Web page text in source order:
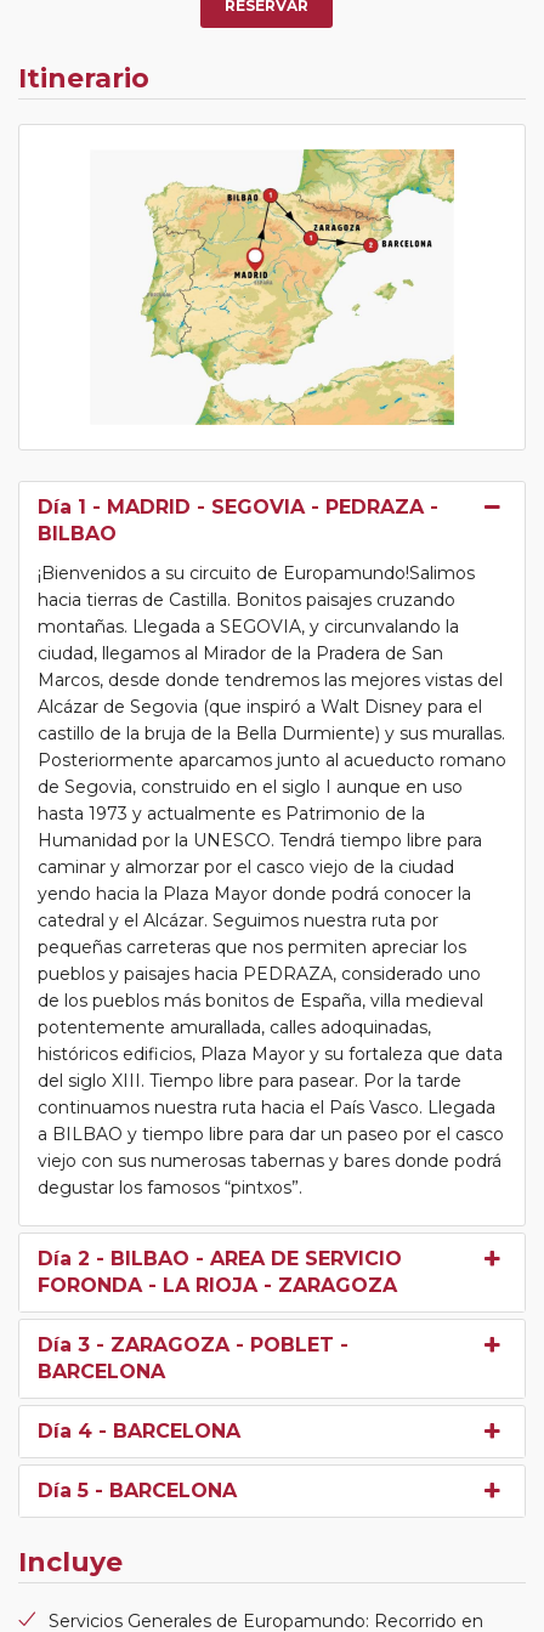
RESERVAR
Itinerario
Día 1 - MADRID - SEGOVIA - PEDRAZA -
BILBAO
¡Bienvenidos a su circuito de Europamundo!Salimos
hacia tierras de Castilla. Bonitos paisajes cruzando
montañas. Llegada a SEGOVIA, y circunvalando la
ciudad, llegamos al Mirador de la Pradera de San
Marcos, desde donde tendremos las mejores vistas del
Alcázar de Segovia (que inspiró a Walt Disney para el
castillo de la bruja de la Bella Durmiente) y sus murallas.
Posteriormente aparcamos junto al acueducto romano
de Segovia, construido en el siglo I aunque en uso
hasta 1973 y actualmente es Patrimonio de la
Humanidad por la UNESCO. Tendrá tiempo libre para
caminar y almorzar por el casco viejo de la ciudad
yendo hacia la Plaza Mayor donde podrá conocer la
catedral y el Alcázar. Seguimos nuestra ruta por
pequeñas carreteras que nos permiten apreciar los
pueblos y paisajes hacia PEDRAZA, considerado uno
de los pueblos más bonitos de España, villa medieval
potentemente amurallada, calles adoquinadas,
históricos edificios, Plaza Mayor y su fortaleza que data
del siglo XIII. Tiempo libre para pasear. Por la tarde
continuamos nuestra ruta hacia el País Vasco. Llegada
a BILBAO y tiempo libre para dar un paseo por el casco
viejo con sus numerosas tabernas y bares donde podrá
degustar los famosos “pintxos”.
Día 2 - BILBAO - AREA DE SERVICIO
FORONDA - LA RIOJA - ZARAGOZA
Día 3 - ZARAGOZA - POBLET -
BARCELONA
Día 4 - BARCELONA
Día 5 - BARCELONA
Incluye
Servicios Generales de Europamundo: Recorrido en